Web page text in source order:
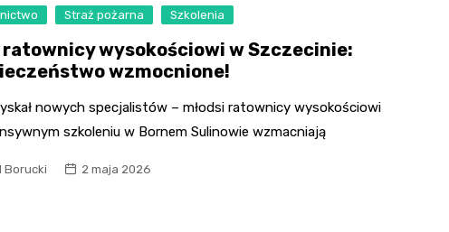
Straż pożarna Szkolenia
ratownicy wysokościowi w Szczecinie:
wzmocnione!
nowych specjalistów – młodsi ratownicy wysokościowi
szkoleniu w Bornem Sulinowie wzmacniają
Borucki 2 maja 2026